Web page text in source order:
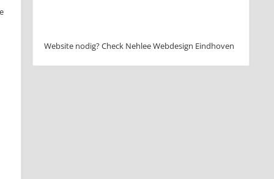
Website nodig? Check Nehlee Webdesign Eindhoven